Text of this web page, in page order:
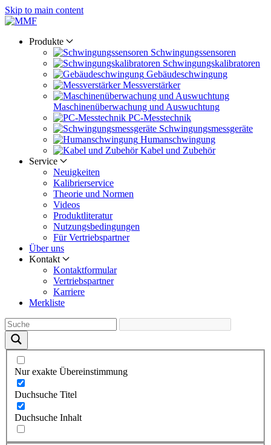
Skip to main content
Produkte
Schwingungs­sensoren
Schwingungs­kalibratoren
Gebäude­schwingung
Messverstärker
Maschinen­überwachung und Auswuchtung
PC-Messtechnik
Schwingungs­messgeräte
Human­schwingung
Kabel und Zubehör
Service
Neuigkeiten
Kalibrier­service
Theorie und Normen
Videos
Produkt­literatur
Nutzungs­bedingungen
Für Vertriebs­partner
Über uns
Kontakt
Kontaktformular
Vertriebs­partner
Karriere
Merkliste
Nur exakte Übereinstimmung
Duchsuche Titel
Duchsuche Inhalt